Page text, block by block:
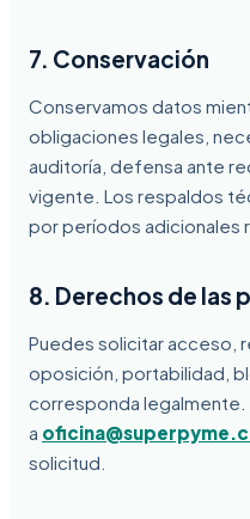
7. Conservación
Conservamos datos
obligaciones legales,
auditoría, defensa ante
vigente. Los respaldos
por períodos adicionales
8. Derechos de las
Puedes solicitar acceso,
oposición, portabilidad,
corresponda
a
solicitud.